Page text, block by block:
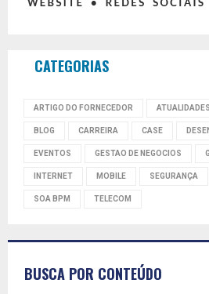
CATEGORIAS
ARTIGO DO FORNECEDOR ATUALIDADES
BLOG CARREIRA CASE
EVENTOS GESTAO DE NEGOCIOS
INTERNET MOBILE SEGURANÇA
SOA BPM TELECOM
BUSCA POR CONTEÚDO